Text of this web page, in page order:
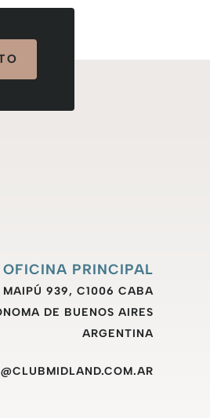
OFICINA PRINCIPAL
MAIPÚ 939, C1006 CABA
DE BUENOS AIRES
ARGENTINA